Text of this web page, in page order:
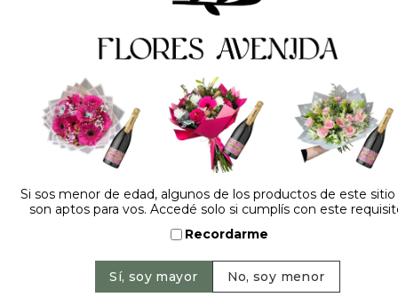
Dejá tu opinión
NOMBRE
Si sos menor de edad, algunos de los productos de este
son aptos para vos. Accedé solo si cumplís con este
Recordarme